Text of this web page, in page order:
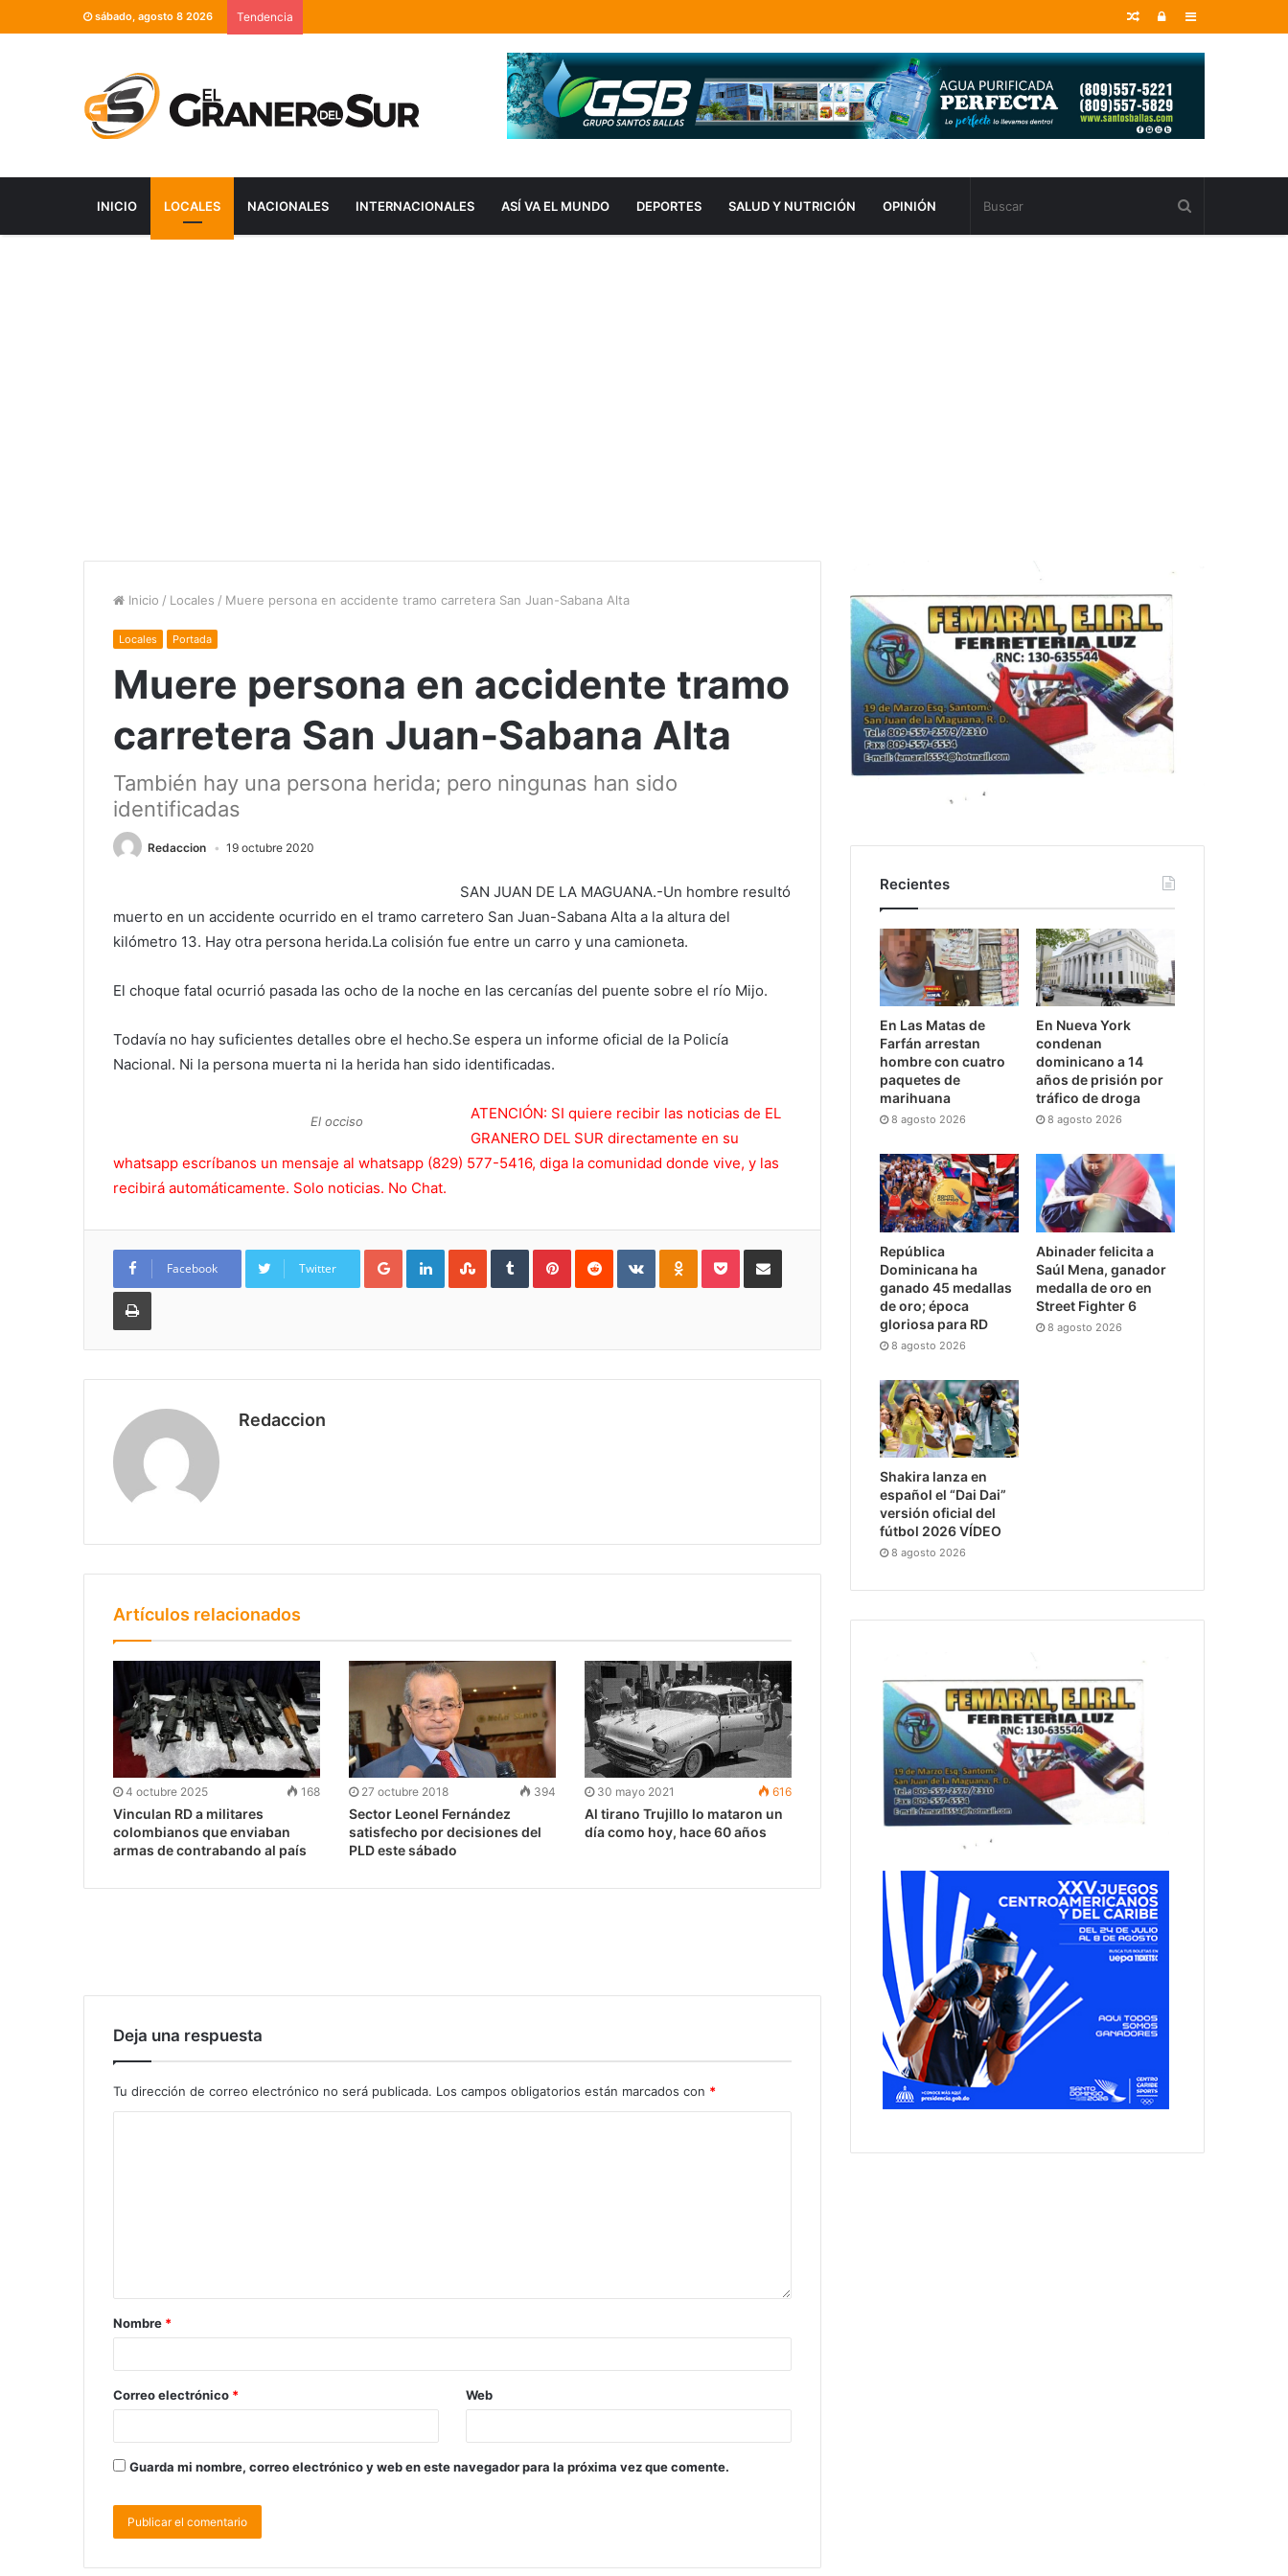
sábado, agosto 8 2026 Tendencia Sidebar
Entrar
Random
INICIO LOCALES NACIONALES INTERNACIONALES ASÍ VA EL MUNDO DEPORTES SALUD Y NUTRICIÓN OPINIÓN
Inicio / Locales / Muere persona en accidente tramo carretera San Juan-Sabana Alta
Locales Portada
Muere persona en accidente tramo
carretera San Juan-Sabana Alta
También hay una persona herida; pero ningunas han sido
identificadas
Redaccion 19 octubre 2020
SAN JUAN DE LA MAGUANA.-Un hombre resultó
muerto en un accidente ocurrido en el tramo carretero San Juan-Sabana Alta a la altura del
kilómetro 13. Hay otra persona herida.La colisión fue entre un carro y una camioneta.
El choque fatal ocurrió pasada las ocho de la noche en las cercanías del puente sobre el río Mijo.
Todavía no hay suficientes detalles obre el hecho.Se espera un informe oficial de la Policía
Nacional. Ni la persona muerta ni la herida han sido identificadas.
El occiso
ATENCIÓN: SI quiere recibir las noticias de EL
GRANERO DEL SUR directamente en su
whatsapp escríbanos un mensaje al whatsapp (829) 577-5416, diga la comunidad donde vive, y las
recibirá automáticamente. Solo noticias. No Chat.
Facebook Twitter
Google+LinkedInStumbleUpon
TumblrPinterestReddit VKontakteOdnoklassniki
PocketCompartir por Correo
Imprimir
Redaccion
Artículos relacionados
4 octubre 2025 168
Vinculan RD a militares
colombianos que enviaban
armas de contrabando al país
27 octubre 2018 394
Sector Leonel Fernández
satisfecho por decisiones del
PLD este sábado
30 mayo 2021 616
Al tirano Trujillo lo mataron un
día como hoy, hace 60 años
Deja una respuesta
Tu dirección de correo electrónico no será publicada. Los campos obligatorios están marcados con *
Nombre *
Correo electrónico * Web
Guarda mi nombre, correo electrónico y web en este navegador para la próxima vez que comente.
Recientes
En Las Matas de
Farfán arrestan
hombre con cuatro
paquetes de
marihuana
8 agosto 2026
En Nueva York
condenan
dominicano a 14
años de prisión por
tráfico de droga
8 agosto 2026
República
Dominicana ha
ganado 45 medallas
de oro; época
gloriosa para RD
8 agosto 2026
Abinader felicita a
Saúl Mena, ganador
medalla de oro en
Street Fighter 6
8 agosto 2026
Shakira lanza en
español el “Dai Dai”
versión oficial del
fútbol 2026 VÍDEO
8 agosto 2026